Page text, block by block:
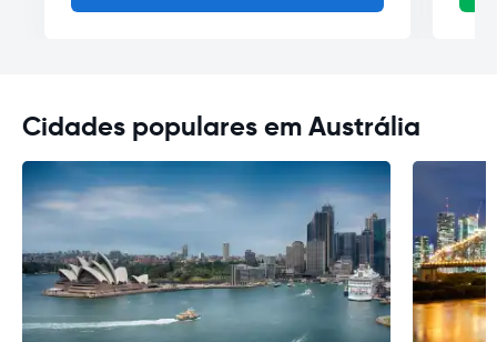
Cidades populares em Austrália